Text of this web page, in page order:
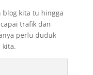
blog kita tu hingga
trafik dan
perlu duduk
kita.